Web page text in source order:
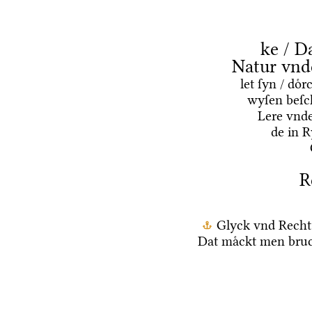
ke /
Natur
let ſyn /
wyſen
Lere
de in
Glyck vnd
Dat maͤckt men